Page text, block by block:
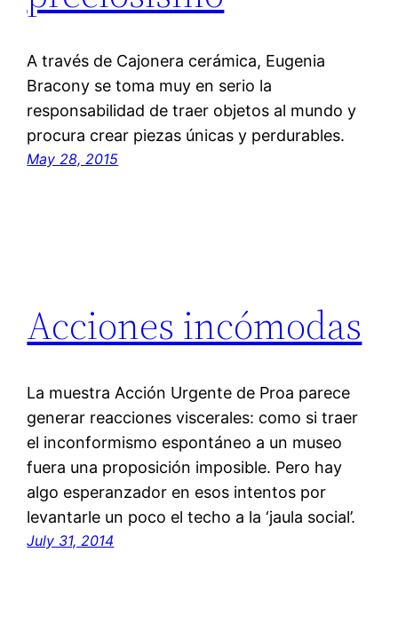
A través de Cajonera cerámica, Eugenia
Bracony se toma muy en serio la
responsabilidad de traer objetos al mundo y
procura crear piezas únicas y perdurables.
May 28, 2015
Acciones incómodas
La muestra Acción Urgente de Proa parece
generar reacciones viscerales: como si traer
el inconformismo espontáneo a un museo
fuera una proposición imposible. Pero hay
algo esperanzador en esos intentos por
levantarle un poco el techo a la ‘jaula social’.
July 31, 2014